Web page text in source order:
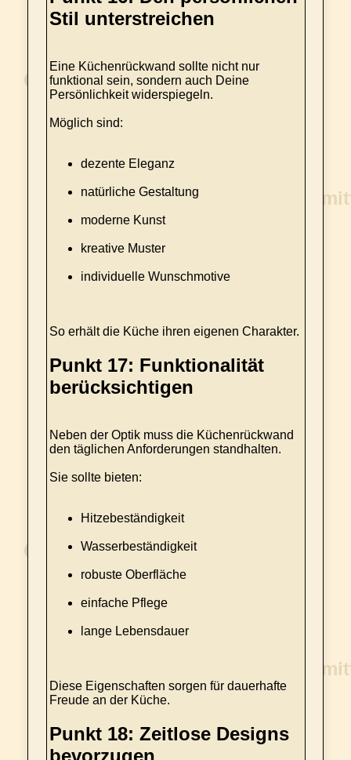
Stil unterstreichen
Eine Küchenrückwand sollte nicht nur
funktional sein, sondern auch Deine
Persönlichkeit widerspiegeln.
Möglich sind:
dezente Eleganz
natürliche Gestaltung
moderne Kunst
kreative Muster
individuelle Wunschmotive
So erhält die Küche ihren eigenen Charakter.
Punkt 17: Funktionalität
berücksichtigen
Neben der Optik muss die Küchenrückwand
den täglichen Anforderungen standhalten.
Sie sollte bieten:
Hitzebeständigkeit
Wasserbeständigkeit
robuste Oberfläche
einfache Pflege
lange Lebensdauer
Diese Eigenschaften sorgen für dauerhafte
Freude an der Küche.
Punkt 18: Zeitlose Designs
bevorzugen